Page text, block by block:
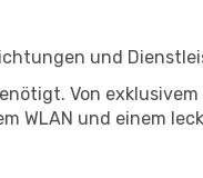
und
Von
WLAN und einem